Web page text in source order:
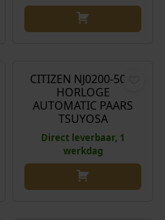
CITIZEN NJ0200-50W
HORLOGE
AUTOMATIC PAARS
TSUYOSA
Direct leverbaar, 1
werkdag